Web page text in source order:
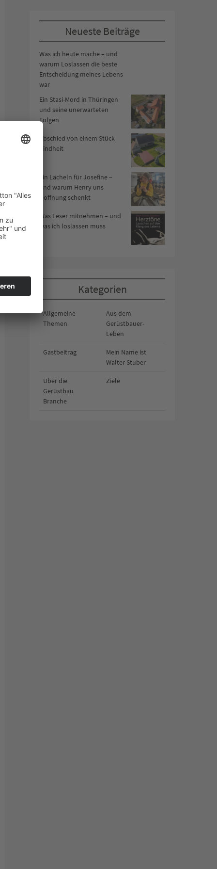
Neueste Beiträge
Was ich heute mache – und
warum Loslassen die beste
Entscheidung meines Lebens
war
Ein Stasi-Mord in Thüringen
und seine unerwarteten
Folgen
Abschied von einem Stück
Kindheit
Ein Lächeln für Josefine –
und warum Henry uns
Hoffnung schenkt
Was Leser mitnehmen – und
was ich loslassen muss
Kategorien
Allgemeine
Themen
Aus dem
Gerüstbauer-
Leben
Gastbeitrag
Mein Name ist
Walter Stuber
Über die
Gerüstbau
Branche
Ziele